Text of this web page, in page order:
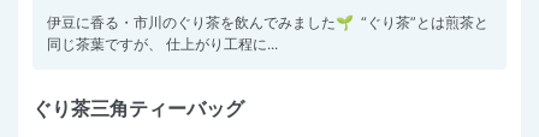
伊豆に香る・市川のぐり茶を飲んでみました🌱 ⁡ “ぐり茶”とは煎茶と
同じ茶葉ですが、 仕上がり工程に...
ぐり茶三角ティーバッグ